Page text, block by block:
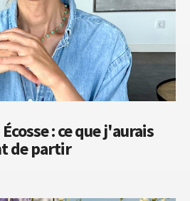
: ce que j'aurais
de partir